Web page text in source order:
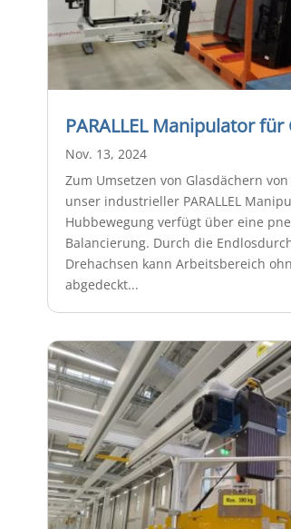
PARALLEL Manipulator
Nov. 13, 2024
Zum Umsetzen von Glasdächern
unser industrieller PARALLEL
Hubbewegung verfügt über eine
Balancierung. Durch die
Drehachsen kann Arbeitsbereich
abgedeckt...